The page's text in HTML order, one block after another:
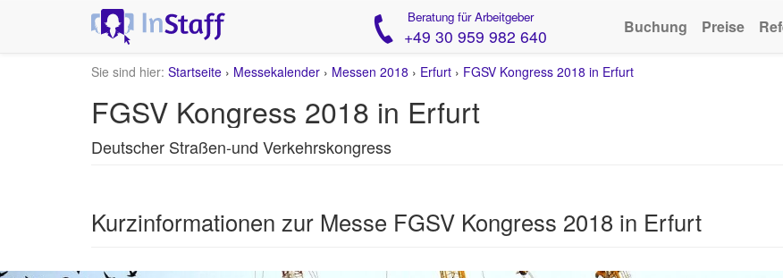
Beratung für Arbeitgeber
+49 30 959 982 640 Buchung Preise
Sie sind hier: Startseite › Messekalender › Messen 2018 › Erfurt › FGSV Kongress 2018 in Erfurt
FGSV Kongress 2018 in Erfurt
Deutscher Straßen-und Verkehrskongress
Kurzinformationen zur Messe FGSV Kongress 2018 in Erfurt